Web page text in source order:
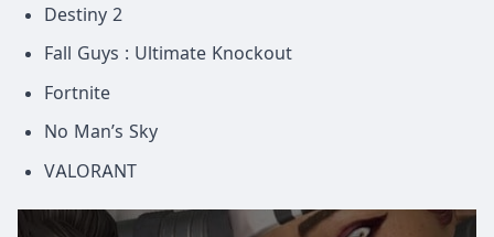
Destiny 2
Fall Guys : Ultimate Knockout
Fortnite
No Man’s Sky
VALORANT